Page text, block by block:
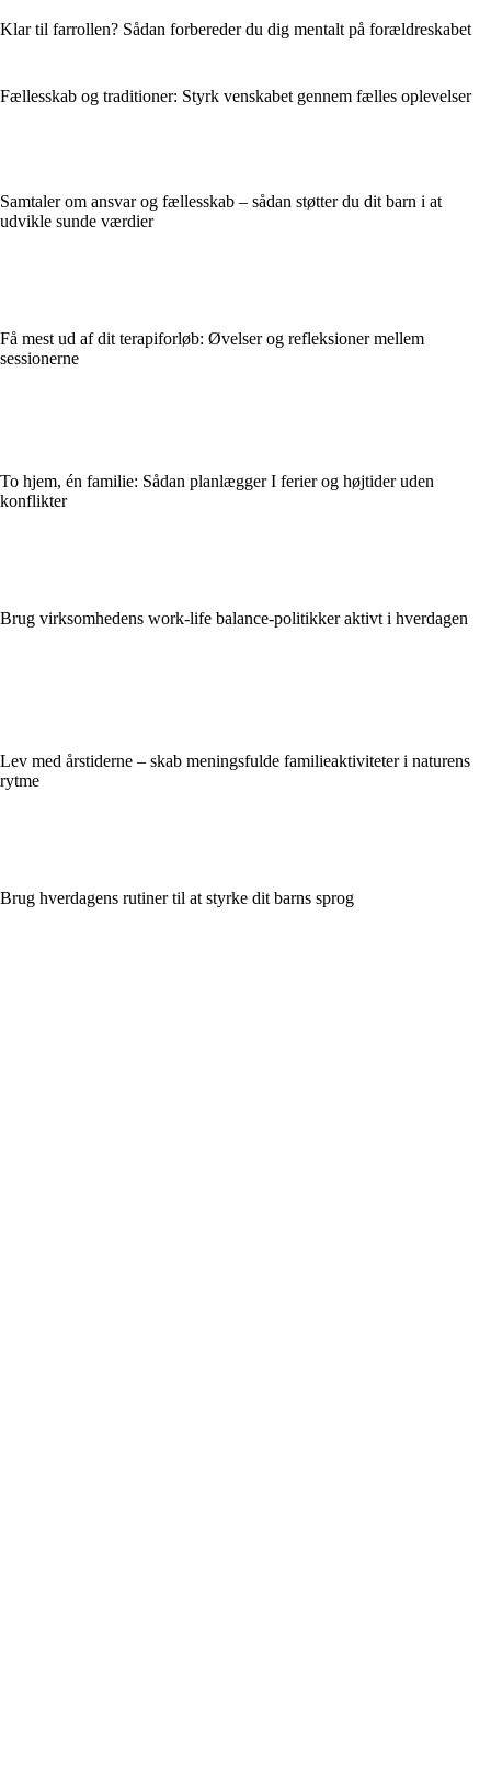
Klar til farrollen? Sådan forbereder du dig mentalt på forældreskabet
Fællesskab og traditioner: Styrk venskabet gennem fælles oplevelser
Samtaler om ansvar og fællesskab – sådan støtter du dit barn i at
udvikle sunde værdier
Få mest ud af dit terapiforløb: Øvelser og refleksioner mellem
sessionerne
To hjem, én familie: Sådan planlægger I ferier og højtider uden
konflikter
Brug virksomhedens work-life balance-politikker aktivt i hverdagen
Lev med årstiderne – skab meningsfulde familieaktiviteter i naturens
rytme
Brug hverdagens rutiner til at styrke dit barns sprog